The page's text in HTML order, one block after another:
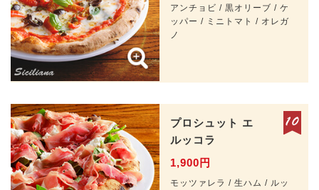
アンチョビ / 黒オリーブ / ケ
ッパー / ミニトマト / オレガ
ノ
プロシュット エ
ルッコラ
1,900円
モッツァレラ / 生ハム / ルッ